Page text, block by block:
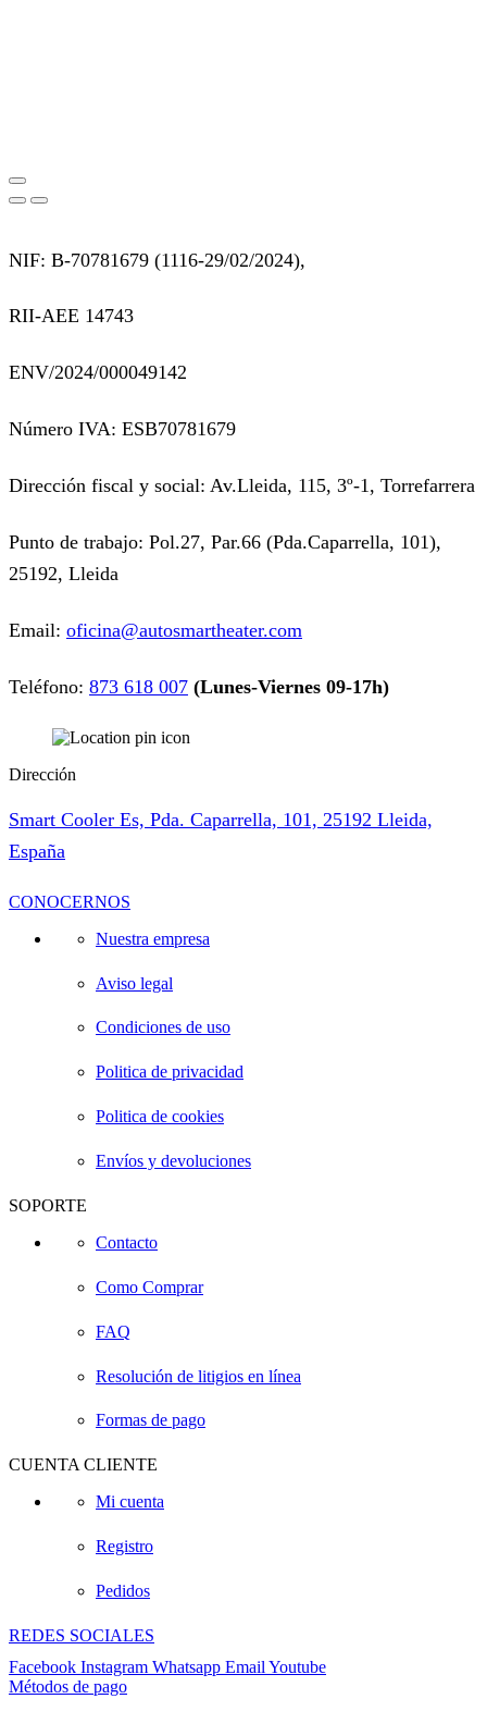
NIF: B-70781679 (1116-29/02/2024),
RII-AEE 14743
ENV/2024/000049142
Número IVA: ESB70781679
Dirección fiscal y social: Av.Lleida, 115, 3º-1, Torrefarrera
Punto de trabajo: Pol.27, Par.66 (Pda.Caparrella, 101),
25192, Lleida
Email: oficina@autosmartheater.com
Teléfono: 873 618 007 (Lunes-Viernes 09-17h)
Dirección
Smart Cooler Es, Pda. Caparrella, 101, 25192 Lleida,
España
CONOCERNOS
Nuestra empresa
Aviso legal
Condiciones de uso
Politica de privacidad
Politica de cookies
Envíos y devoluciones
SOPORTE
Contacto
Como Comprar
FAQ
Resolución de litigios en línea
Formas de pago
CUENTA CLIENTE
Mi cuenta
Registro
Pedidos
REDES SOCIALES
Facebook Instagram Whatsapp Email Youtube
Métodos de pago